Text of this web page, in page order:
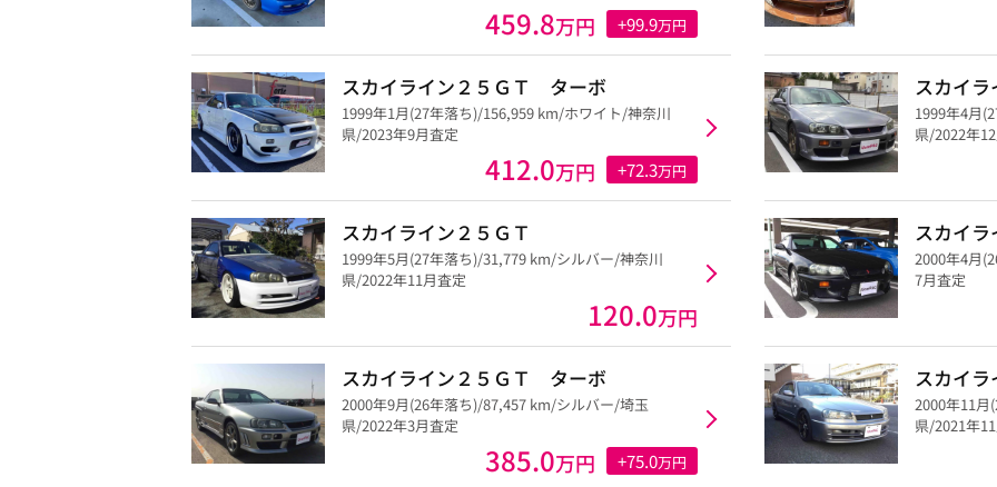
459.8万円 +99.9万円
スカイライン２５ＧＴ ターボ
1999年1月(27年落ち)/156,959 km/ホワイト/神奈川
県/2023年9月査定
412.0万円 +72.3万円
スカイラ
1999年4月
県/2022年
スカイライン２５ＧＴ
1999年5月(27年落ち)/31,779 km/シルバー/神奈川
県/2022年11月査定
120.0万円
スカイ
2000年4月
7月査定
スカイライン２５ＧＴ ターボ
2000年9月(26年落ち)/87,457 km/シルバー/埼玉
県/2022年3月査定
385.0万円 +75.0万円
スカイラ
2000年11
県/2021年